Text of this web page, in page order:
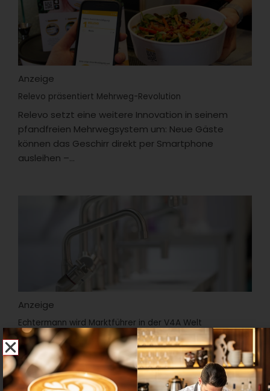
Anzeige
Relevo präsentiert Mehrweg-Revolution
Relevo setzt eine weitere Innovation in seinem
pfandfreien Mehrwegsystem um: Neue Gäste
können das Geschirr direkt per Smartphone
ausleihen –...
Anzeige
Echtermann wird Marktführer in der V4A Welt
Der Hersteller von Spezialarmaturen für die
Großküche Echtermann entwickelt sämtliche
Produkte in V4A Edelstahl und verabschiedet sich
von Materialien wie...